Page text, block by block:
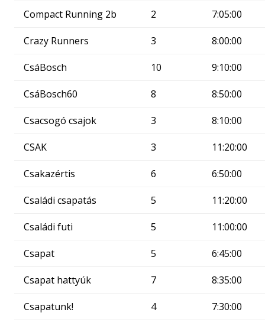
Compact Running 2b 2 7:05:00
Crazy Runners 3 8:00:00
CsáBosch 10 9:10:00
CsáBosch60 8 8:50:00
Csacsogó csajok 3 8:10:00
CSAK 3 11:20:00
Csakazértis 6 6:50:00
Családi csapatás 5 11:20:00
Családi futi 5 11:00:00
Csapat 5 6:45:00
Csapat hattyúk 7 8:35:00
Csapatunk! 4 7:30:00